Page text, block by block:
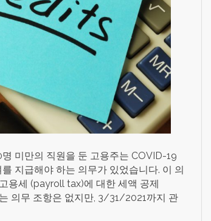
미만의 직원을 둔 고용주는 COVID-19
지급해야 하는 의무가 있었습니다. 이 의
용세 (payroll tax)에 대한 세액 공제
의무 조항은 없지만, 3/31/2021까지 관